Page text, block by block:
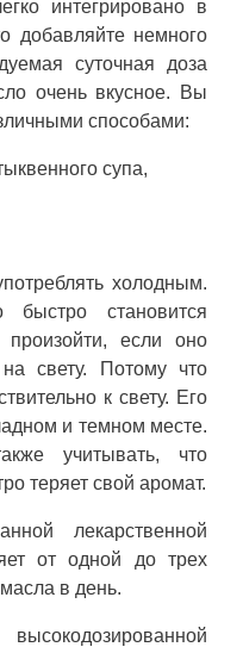
интегрировано в
добавляйте немного
суточная доза
очень вкусное. Вы
способами:
супа,
холодным.
становится
если оно
свету. Потому что
к свету. Его
и темном месте.
учитывать, что
теряет свой аромат.
лекарственной
от одной до трех
в день.